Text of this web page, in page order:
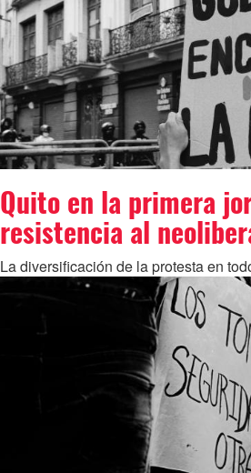
Quito en la primera
resistencia al
La diversificación de la protesta en